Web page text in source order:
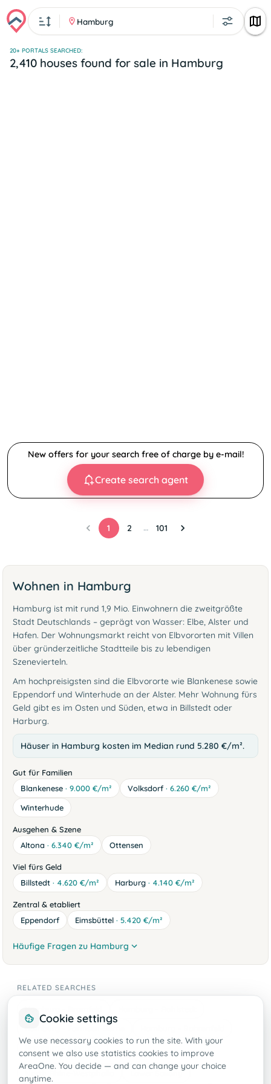
Hamburg
20+ PORTALS SEARCHED:
2,410 houses found for sale in Hamburg
New offers for your search free of charge by e-mail!
Create search agent
1 2 … 101
Wohnen in Hamburg
Hamburg ist mit rund 1,9 Mio. Einwohnern die zweitgrößte
Stadt Deutschlands – geprägt von Wasser: Elbe, Alster und
Hafen. Der Wohnungsmarkt reicht von Elbvororten mit Villen
über gründerzeitliche Stadtteile bis zu lebendigen
Szenevierteln.
Am hochpreisigsten sind die Elbvororte wie Blankenese sowie
Eppendorf und Winterhude an der Alster. Mehr Wohnung fürs
Geld gibt es im Osten und Süden, etwa in Billstedt oder
Harburg.
Häuser in Hamburg kosten im Median rund 5.280 €/m².
Gut für Familien
Blankenese · 9.000 €/m² Volksdorf · 6.260 €/m²
Winterhude
Ausgehen & Szene
Altona · 6.340 €/m² Ottensen
Viel fürs Geld
Billstedt · 4.620 €/m² Harburg · 4.140 €/m²
Zentral & etabliert
Eppendorf
Eimsbüttel · 5.420 €/m²
Häufige Fragen zu Hamburg
RELATED SEARCHES
Hamburg - Niendorf
Lower Saxony
Cookie settings
We use necessary cookies to run the site. With your
consent we also use statistics cookies to improve
AreaOne. You decide — and can change your choice
anytime.